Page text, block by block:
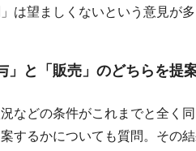
は望ましくないという意見が
と「販売」のどちらを提
などの条件がこれまでと全く同
するかについても質問。その